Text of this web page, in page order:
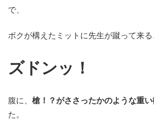
で、
ボクが構えたミットに先生が蹴って来る
ズドンッ！
腹に、 槍！？がささったかのような重
た。